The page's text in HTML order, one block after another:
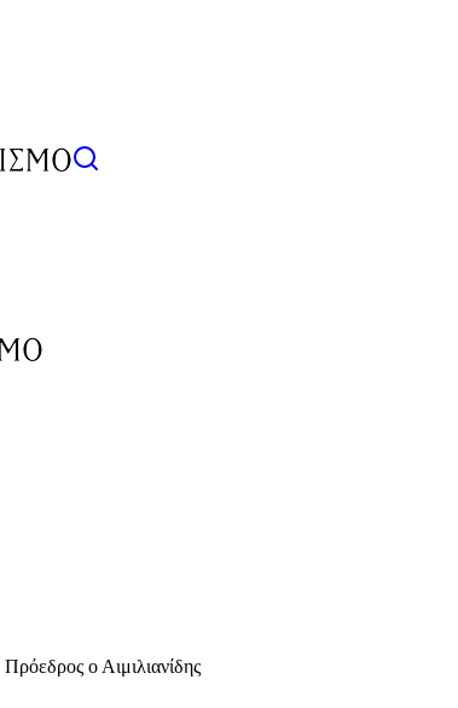
ο Αιμιλιανίδης